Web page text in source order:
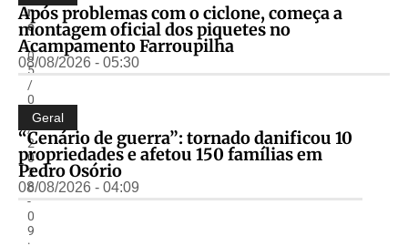
n
o
-
0
5
/
0
6
/
2
0
2
6
-
0
9
Após problemas com o ciclone, começa a
montagem oficial dos piquetes no
Acampamento Farroupilha
08/08/2026 - 05:30
Geral
“Cenário de guerra”: tornado danificou 10
propriedades e afetou 150 famílias em
Pedro Osório
08/08/2026 - 04:09